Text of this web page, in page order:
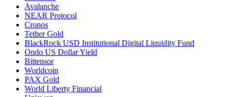
Avalanche
NEAR Protocol
Cronos
Tether Gold
BlackRock USD Institutional Digital Liquidity Fund
Ondo US Dollar Yield
Bittensor
Worldcoin
PAX Gold
World Liberty Financial